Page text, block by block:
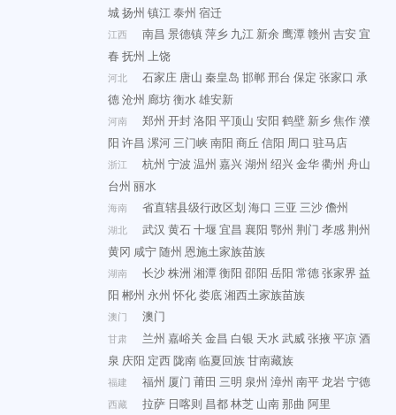
城扬州 镇江泰州 宿迁
江西 南昌 景德镇萍乡 九江 新余鹰潭赣州 吉安宜
春 抚州 上饶
河北 石家庄 唐山 秦皇岛 邯郸邢台 保定 张家口 承
德沧州 廊坊衡水雄安新
河南 郑州 开封洛阳 平顶山 安阳 鹤壁 新乡焦作濮
阳 许昌 漯河三门峡南阳 商丘 信阳 周口 驻马店
浙江 杭州 宁波 温州 嘉兴湖州 绍兴金华衢州 舟山
台州 丽水
海南 省直辖县级行政区划 海口 三亚 三沙儋州
湖北 武汉 黄石十堰 宜昌 襄阳 鄂州 荆门 孝感荆州
黄冈 咸宁随州 恩施土家族苗族
湖南 长沙株洲 湘潭衡阳 邵阳 岳阳 常德张家界 益
阳 郴州 永州 怀化娄底湘西土家族苗族
澳门 澳门
甘肃 兰州 嘉峪关 金昌 白银 天水武威张掖平凉酒
泉 庆阳 定西陇南临夏回族甘南藏族
福建 福州 厦门 莆田 三明 泉州 漳州 南平龙岩宁德
西藏 拉萨 日喀则 昌都林芝 山南那曲 阿里